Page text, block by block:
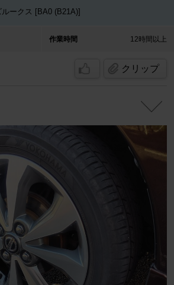
ルークス [BA0 (B21A)]
作業時間 12時間以上
クリップ